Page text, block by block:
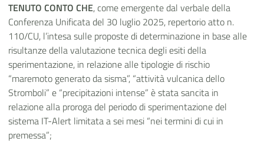
TENUTO CONTO CHE, come emergente dal verbale della
Conferenza Unificata del 30 luglio 2025, repertorio atto n.
110/CU, l’intesa sulle proposte di determinazione in base alle
risultanze della valutazione tecnica degli esiti della
sperimentazione, in relazione alle tipologie di rischio
“maremoto generato da sisma”, “attività vulcanica dello
Stromboli” e “precipitazioni intense” è stata sancita in
relazione alla proroga del periodo di sperimentazione del
sistema IT-Alert limitata a sei mesi “nei termini di cui in
premessa”;